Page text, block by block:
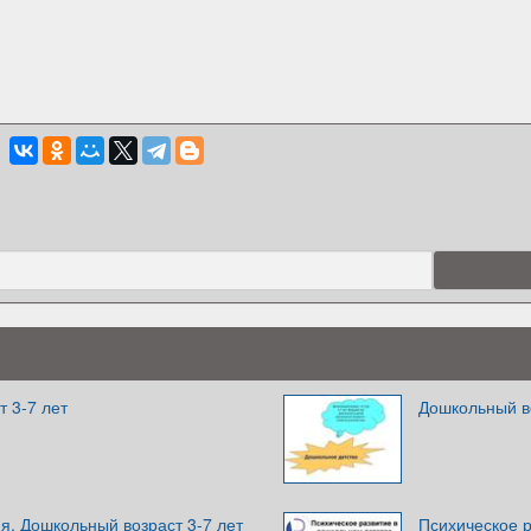
3-7 лет Дошкольный
Дошкольный возраст 3-7 лет Психическое